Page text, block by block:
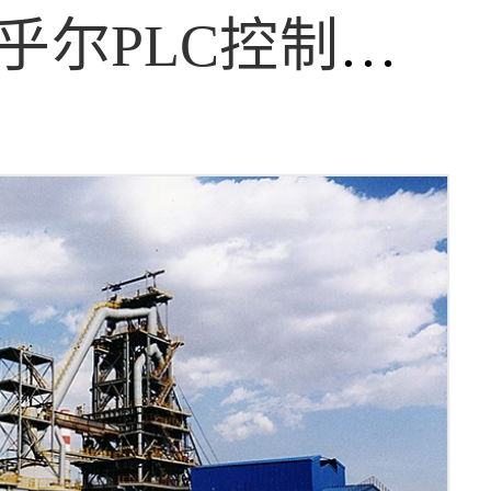
新疆冲乎尔PLC控制系统